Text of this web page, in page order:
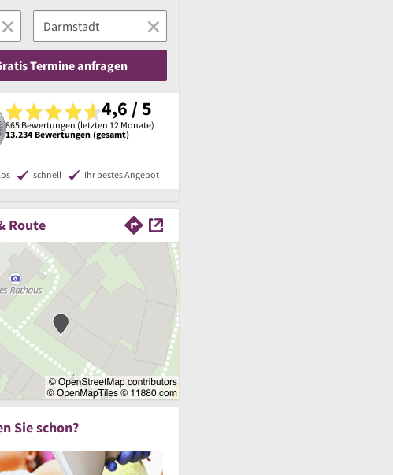
Termine anfragen
4,6 / 5
865 Bewertungen (letzten 12 Monate)
13.234 Bewertungen (gesamt)
schnell Ihr bestes Angebot
Route
Sie schon?